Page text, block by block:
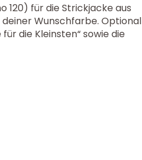
120) für die Strickjacke aus
deiner Wunschfarbe. Optional
die Kleinsten“ sowie die